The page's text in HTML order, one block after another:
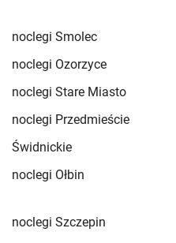
noclegi Smolec
noclegi Ozorzyce
noclegi Stare Miasto
noclegi Przedmieście
Świdnickie
noclegi Ołbin
noclegi Szczepin